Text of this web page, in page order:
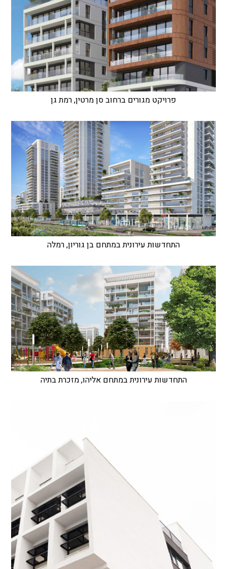
פרויקט מגורים ברחוב סן מרטין, רמת גן
התחדשות עירונית במתחם בן גוריון, רמלה
התחדשות עירונית במתחם אליהו, מזכרת בתיה